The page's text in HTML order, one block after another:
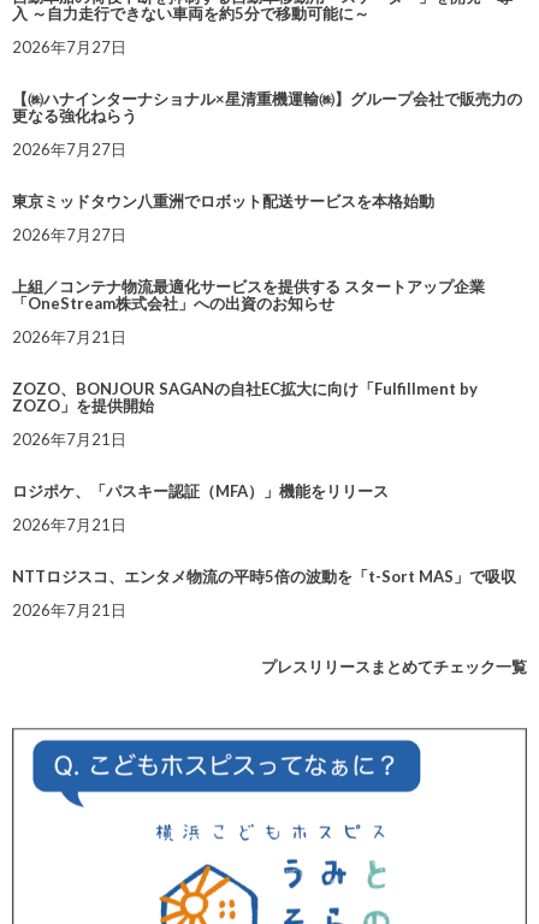
入 ～自力走行できない車両を約5分で移動可能に～
2026年7月27日
【㈱ハナインターナショナル×星清重機運輸㈱】グループ会社で販売力の
更なる強化ねらう
2026年7月27日
東京ミッドタウン八重洲でロボット配送サービスを本格始動
2026年7月27日
上組／コンテナ物流最適化サービスを提供する スタートアップ企業
「OneStream株式会社」への出資のお知らせ
2026年7月21日
ZOZO、BONJOUR SAGANの自社EC拡大に向け「Fulfillment by
ZOZO」を提供開始
2026年7月21日
ロジポケ、「パスキー認証（MFA）」機能をリリース
2026年7月21日
NTTロジスコ、エンタメ物流の平時5倍の波動を「t-Sort MAS」で吸収
2026年7月21日
プレスリリースまとめてチェック一覧